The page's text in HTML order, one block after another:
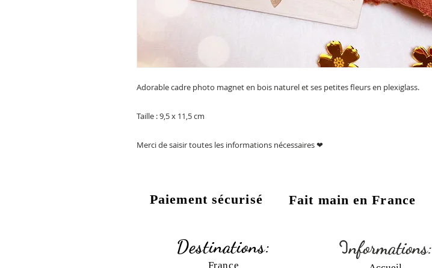
Adorable cadre photo magnet en bois naturel et ses petites fleurs en plexiglass.
Taille : 9,5 x 11,5 cm
Merci de saisir toutes les informations nécessaires ❤
Paiement sécurisé Fait main en France
Destinations:
France
Informations: